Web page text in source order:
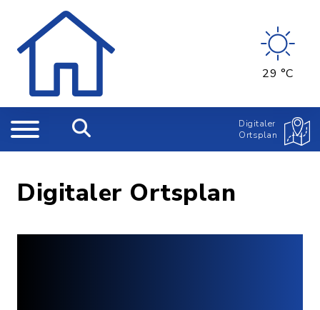
29 °C
Digitaler
Ortsplan
Digitaler Ortsplan